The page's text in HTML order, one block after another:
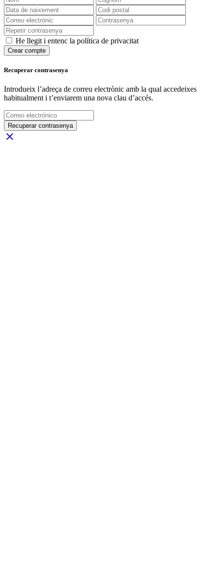
He llegit i entenc la política de privacitat
Crear compte
Recuperar contrasenya
Introdueix l’adreça de correu electrònic amb la qual accedeixes
habitualment i t’enviarem una nova clau d’accés.
Recuperar contrasenya
close